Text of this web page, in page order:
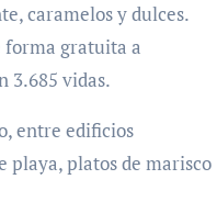
caramelos y dulces.
forma gratuita a
3.685 vidas.
entre edificios
playa, platos de marisco